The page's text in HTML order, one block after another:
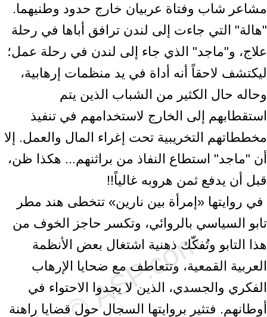
مشاعر شاب وفتاة عربيان ‏خارج حدود وطنيهما.
"هالة" التي جاءت إلى لندن ترافق أباها في رحلة
علاج، و"ماجد" ‏الذي جاء إلى لندن في رحلة عمل؛
ليكتشف لاحقاً أنه أداة في يد منظمات إرهابية،
وحاله ‏حال الكثير من الشباب الذين يتم
استقطابهم إلى الخارج لاستخدامهم في تنفيذ
مخططاتهم ‏التخريبية تحت إغراء المال والعمل. إلا
أن "ماجد" استطاع النفاذ من براثنهم... هكذا ظن،
‏قبل أن يدفع ثمن هروبه غالياً!!‏ ‎
‎ في روايتها «إمرأة بين نارين» تتخطى هند مطر
تابو السياسي بالروائي، وتكسر حاجز ‏الخوف من
هذا التابو وتُفكّك ذهنية اشتغال بعض الأنظمة
العربية القمعية، وتتعاطف مع ‏ضحايا الإرهاب
الفكري والجسدي، الذين لا يجدوا الاحتواء في
أوطانهم. فتثير بروايتها ‏السجال حول قضايا راهنة